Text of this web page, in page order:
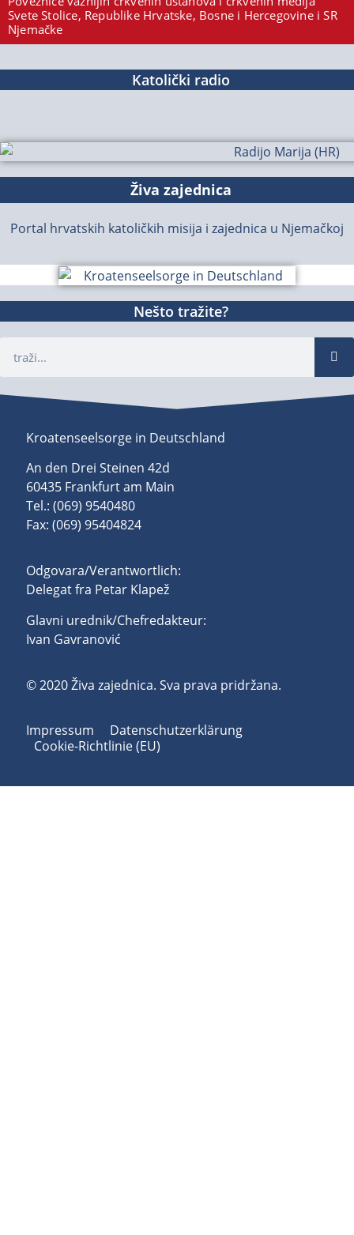
Svete Stolice, Republike Hrvatske, Bosne i Hercegovine i SR
Njemačke
Katolički radio
Živa zajednica
Portal hrvatskih katoličkih misija i zajednica u Njemačkoj
Nešto tražite?
Kroatenseelsorge in Deutschland
An den Drei Steinen 42d
60435 Frankfurt am Main
Tel.: (069) 9540480
Fax: (069) 95404824
Odgovara/Verantwortlich:
Delegat fra Petar Klapež
Glavni urednik/Chefredakteur:
Ivan Gavranović
© 2020 Živa zajednica. Sva prava pridržana.
Impressum
Datenschutzerklärung
Cookie-Richtlinie (EU)